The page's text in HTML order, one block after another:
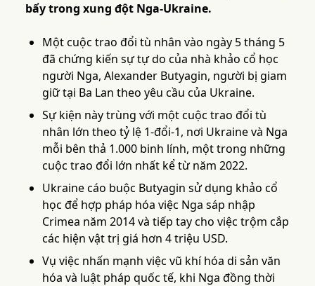
bẩy trong xung đột Nga-Ukraine.
Một cuộc trao đổi tù nhân vào ngày 5 tháng 5
đã chứng kiến sự tự do của nhà khảo cổ học
người Nga, Alexander Butyagin, người bị giam
giữ tại Ba Lan theo yêu cầu của Ukraine.
Sự kiện này trùng với một cuộc trao đổi tù
nhân lớn theo tỷ lệ 1-đổi-1, nơi Ukraine và Nga
mỗi bên thả 1.000 binh lính, một trong những
cuộc trao đổi lớn nhất kể từ năm 2022.
Ukraine cáo buộc Butyagin sử dụng khảo cổ
học để hợp pháp hóa việc Nga sáp nhập
Crimea năm 2014 và tiếp tay cho việc trộm cắp
các hiện vật trị giá hơn 4 triệu USD.
Vụ việc nhấn mạnh việc vũ khí hóa di sản văn
hóa và luật pháp quốc tế, khi Nga đồng thời